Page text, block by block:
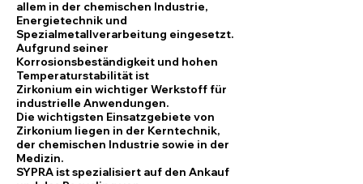
allem in der chemischen Industrie,
Energietechnik und
Spezialmetallverarbeitung eingesetzt.
Aufgrund seiner
Korrosionsbeständigkeit und hohen
Temperaturstabilität ist
Zirkonium ein wichtiger Werkstoff für
industrielle Anwendungen.
Die wichtigsten Einsatzgebiete von
Zirkonium liegen in der Kerntechnik,
der chemischen Industrie sowie in der
Medizin.
SYPRA ist spezialisiert auf den Ankauf